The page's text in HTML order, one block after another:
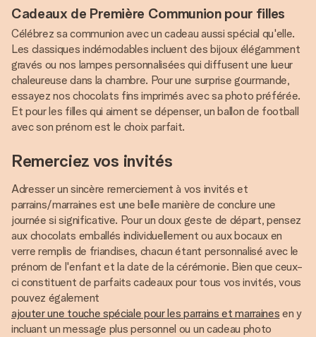
Cadeaux de Première Communion pour filles
Célébrez sa communion avec un cadeau aussi spécial qu'elle.
Les classiques indémodables incluent des bijoux élégamment
gravés ou nos lampes personnalisées qui diffusent une lueur
chaleureuse dans la chambre. Pour une surprise gourmande,
essayez nos chocolats fins imprimés avec sa photo préférée.
Et pour les filles qui aiment se dépenser, un ballon de football
avec son prénom est le choix parfait.
Remerciez vos invités
Adresser un sincère remerciement à vos invités et
parrains/marraines est une belle manière de conclure une
journée si significative. Pour un doux geste de départ, pensez
aux chocolats emballés individuellement ou aux bocaux en
verre remplis de friandises, chacun étant personnalisé avec le
prénom de l'enfant et la date de la cérémonie. Bien que ceux-
ci constituent de parfaits cadeaux pour tous vos invités, vous
pouvez également
ajouter une touche spéciale pour les parrains et marraines en y
incluant un message plus personnel ou un cadeau photo